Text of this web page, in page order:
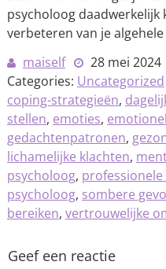
psycholoog daadwerkelijk
verbeteren van je
maiself
28 mei 2024
Categories: Uncategorized
coping-strategieën,
stellen, emoties,
gedachtenpatronen,
lichamelijke klachten,
psycholoog,
psycholoog, sombere
bereiken, vertrouwelijke
Geef een reactie